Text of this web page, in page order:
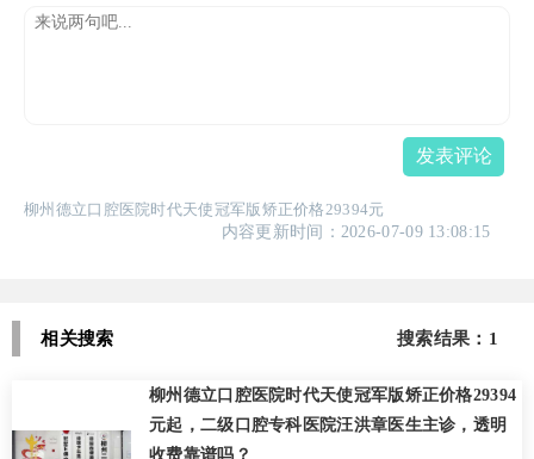
发表评论
柳州德立口腔医院时代天使冠军版矫正价格29394元
内容更新时间：2026-07-09 13:08:15
相关搜索 搜索结果：1
柳州德立口腔医院时代天使冠军版矫正价格29394
元起，二级口腔专科医院汪洪章医生主诊，透明
收费靠谱吗？